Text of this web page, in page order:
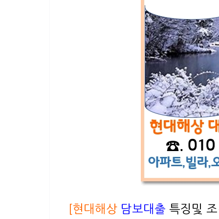
[현대해상 담보대출 특징및